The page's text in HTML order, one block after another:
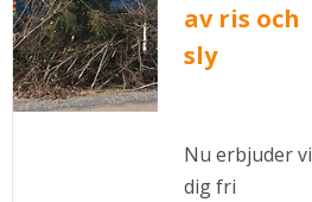
av ris och
sly
Nu erbjuder vi
dig fri